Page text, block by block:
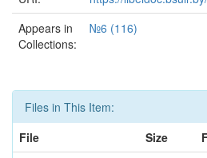
Appears in
Collections:
№6 (116)
Files in This Item:
File
Size